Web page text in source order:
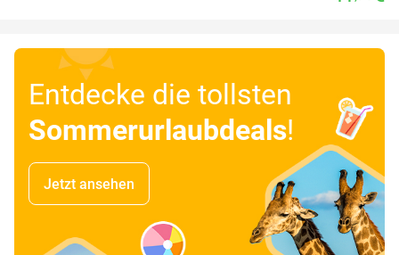
Entdecke die tollsten
Sommerurlaubdeals!
Jetzt ansehen